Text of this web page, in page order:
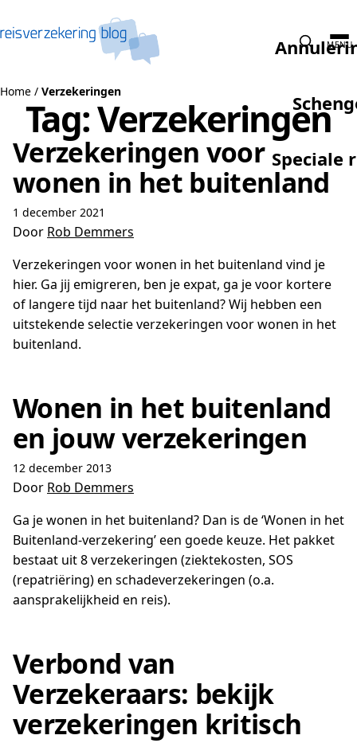
Speciale
MENU
Home / Verzekeringen
Tag:Verzekeringen
Verzekeringen voor
wonen in het buitenland
1 december 2021
Door Rob Demmers
Verzekeringen voor wonen in het buitenland vind je
hier. Ga jij emigreren, ben je expat, ga je voor kortere
of langere tijd naar het buitenland? Wij hebben een
uitstekende selectie verzekeringen voor wonen in het
buitenland.
Wonen in het buitenland
en jouw verzekeringen
12 december 2013
Door Rob Demmers
Ga je wonen in het buitenland? Dan is de ‘Wonen in het
Buitenland-verzekering’ een goede keuze. Het pakket
bestaat uit 8 verzekeringen (ziektekosten, SOS
(repatriëring) en schadeverzekeringen (o.a.
aansprakelijkheid en reis).
Verbond van
Verzekeraars: bekijk
verzekeringen kritisch